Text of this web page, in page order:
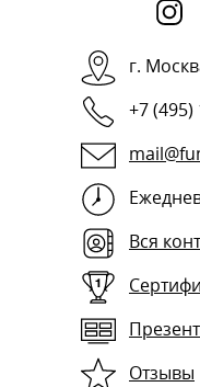
г.
+7 (495)
Вся
Отзывы